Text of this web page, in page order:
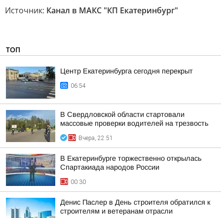
Источник: Канал в МАКС "КП Екатеринбург"
ТОП
Центр Екатеринбурга сегодня перекрыт
06:54
В Свердловской области стартовали
массовые проверки водителей на трезвость
Вчера, 22:51
В Екатеринбурге торжественно открылась
Спартакиада народов России
00:30
Денис Паслер в День строителя обратился к
строителям и ветеранам отрасли